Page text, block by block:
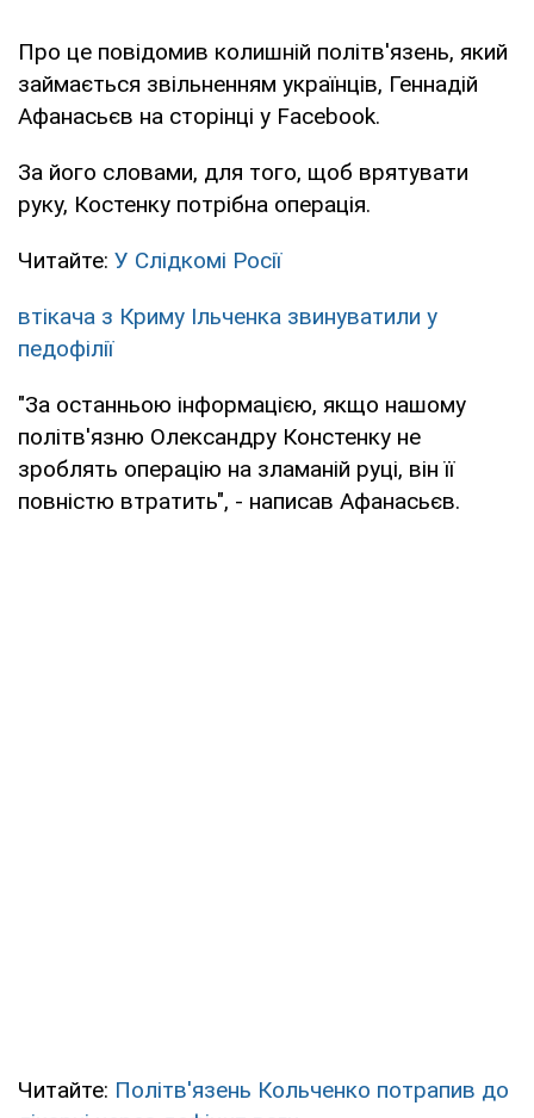
Про це повідомив колишній політв'язень, який
займається звільненням українців, Геннадій
Афанасьєв на сторінці у Facebook.
За його словами, для того, щоб врятувати
руку, Костенку потрібна операція.
Читайте: У Слідкомі Росії
втікача з Криму Ільченка звинуватили у
педофілії
"За останньою інформацією, якщо нашому
політв'язню Олександру Констенку не
зроблять операцію на зламаній руці, він її
повністю втратить", - написав Афанасьєв.
Читайте: Політв'язень Кольченко потрапив до